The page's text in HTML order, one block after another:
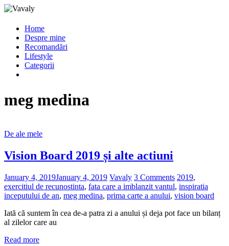
Home
Despre mine
Recomandări
Lifestyle
Categorii
meg medina
De ale mele
Vision Board 2019 și alte actiuni
January 4, 2019January 4, 2019 Vavaly 3 Comments 2019,
exercitiul de recunostinta, fata care a imblanzit vantul, inspiratia
inceputului de an, meg medina, prima carte a anului, vision board
Iată că suntem în cea de-a patra zi a anului și deja pot face un bilanț
al zilelor care au
Read more